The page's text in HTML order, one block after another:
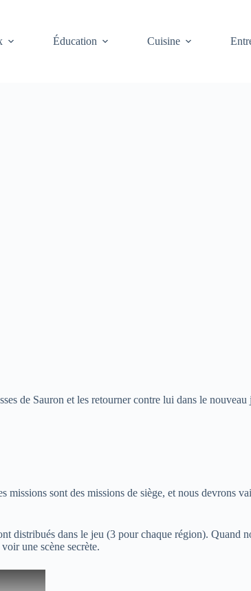
Éducation Cuisine
de Sauron et les retourner contre lui dans le nouveau
sont des missions de siège, et nous devrons
distribués dans le jeu (3 pour chaque région). Quand
une scène secrète.